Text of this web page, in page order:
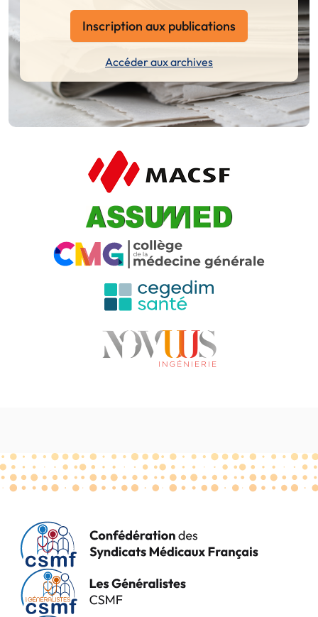
Inscription aux publications
Accéder aux archives